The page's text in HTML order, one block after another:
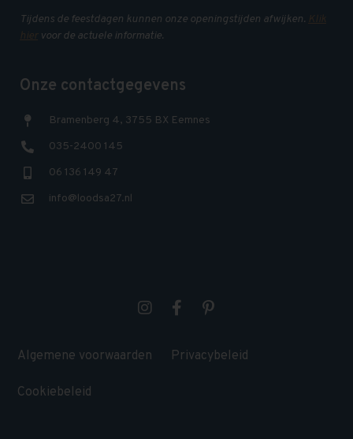
Tijdens de feestdagen kunnen onze openingstijden afwijken. Klik
hiervoor de actuele informatie.
Onze contactgegevens
Bramenberg 4, 3755 BX Eemnes
035-2400 145
06 136 149 47
info@loodsa27.nl
Algemene voorwaarden Privacybeleid
Cookiebeleid